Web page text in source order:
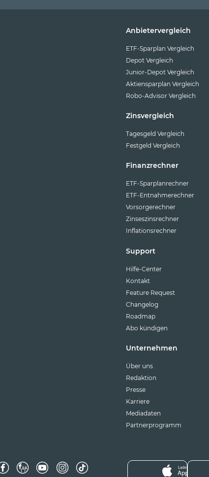
Anbietervergleich
ETF-Sparplan Vergleich
Depot Vergleich
Junior-Depot Vergleich
Aktiensparplan Vergleich
Robo-Advisor Vergleich
Zinsvergleich
Tagesgeld Vergleich
Festgeld Vergleich
Finanzrechner
ETF-Sparplanrechner
ETF-Entnahmerechner
Vorsorgerechner
Zinseszinsrechner
Inflationsrechner
Support
Hilfe-Center
Kontakt
Feature Request
Changelog
Roadmap
Abo kündigen
Unternehmen
Über uns
Redaktion
Presse
Karriere
Mediadaten
Partnerprogramm